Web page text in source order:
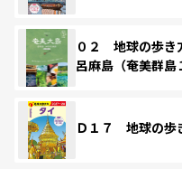
０２ 地球の歩
呂麻島（奄美群
Ｄ１７ 地球の